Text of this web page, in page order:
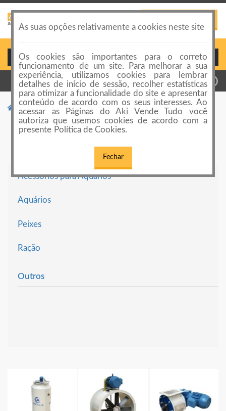
navigation
Login ou Cadastro
Categorias de anúncios Peixes
Peixes
Acessórios para Aquários
Aquários
Peixes
Ração
Outros
As suas opções relativamente a cookies neste site
Os cookies são importantes para o correto
funcionamento de um site. Para melhorar a sua
experiência, utilizamos cookies para lembrar
detalhes de início de sessão, recolher estatísticas
para otimizar a funcionalidade do site e apresentar
conteúdo de acordo com os seus interesses. Ao
acessar as Páginas do Aki Vende Tudo você
autoriza que usemos cookies de acordo com a
presente Política de Cookies.
Fechar